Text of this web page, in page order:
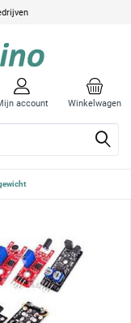
Winkelwagen
account